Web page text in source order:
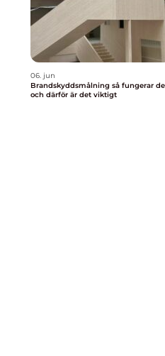
06. jun
Brandskyddsmålning så fungerar det
och därför är det viktigt